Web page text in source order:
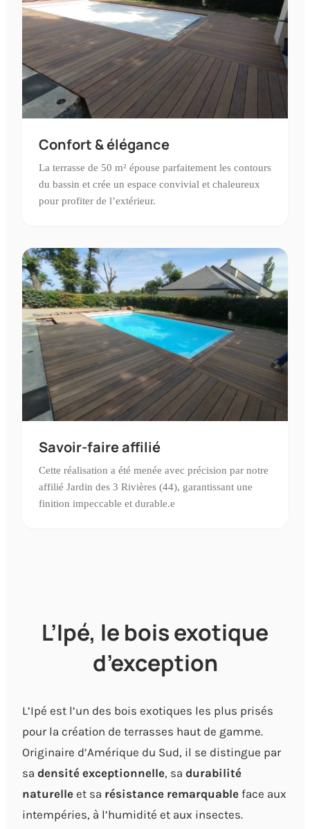
Confort & élégance
La terrasse de 50 m² épouse parfaitement les contours
du bassin et crée un espace convivial et chaleureux
pour profiter de l’extérieur.
Savoir-faire affilié
Cette réalisation a été menée avec précision par notre
affilié Jardin des 3 Rivières (44), garantissant une
finition impeccable et durable.e
L’Ipé, le bois exotique
d’exception
L’Ipé est l’un des bois exotiques les plus prisés
pour la création de terrasses haut de gamme.
Originaire d’Amérique du Sud, il se distingue par
sa densité exceptionnelle, sa durabilité
naturelle et sa résistance remarquable face aux
intempéries, à l’humidité et aux insectes.